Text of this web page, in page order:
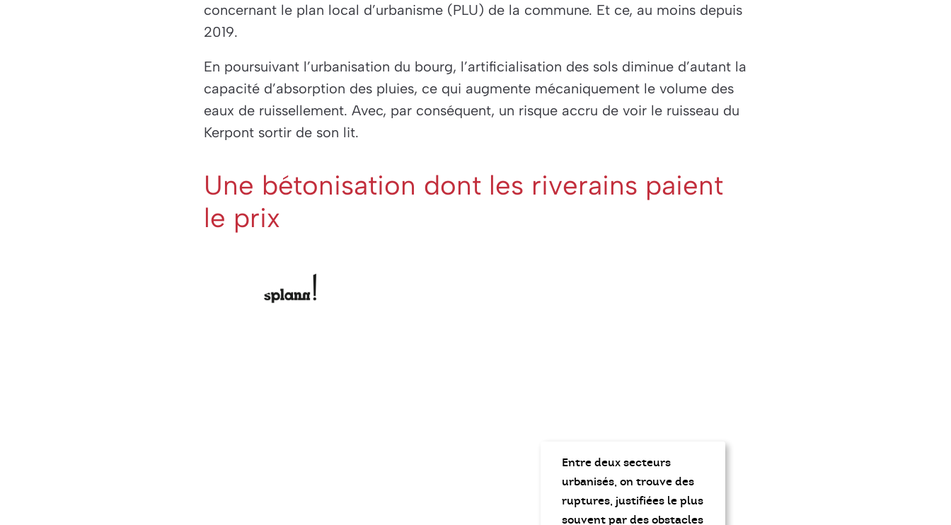
concernant le plan local d’urbanisme (PLU) de la commune. Et ce, au moins depuis
2019.
En poursuivant l’urbanisation du bourg, l’artificialisation des sols diminue d’autant la
capacité d’absorption des pluies, ce qui augmente mécaniquement le volume des
eaux de ruissellement. Avec, par conséquent, un risque accru de voir le ruisseau du
Kerpont sortir de son lit.
Une bétonisation dont les riverains paient
le prix